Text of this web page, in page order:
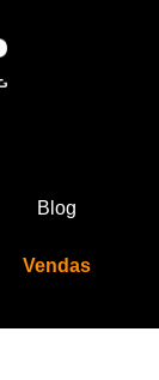
Blog
Vendas